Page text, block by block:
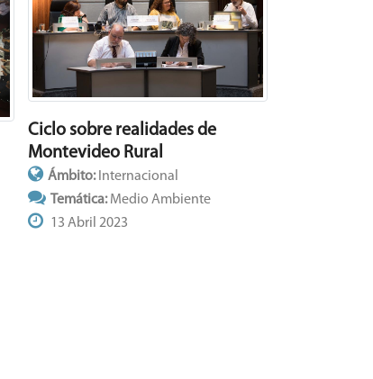
Ciclo sobre realidades de
Montevideo Rural
Ámbito: Internacional
Temática:Medio Ambiente
13 Abril 2023